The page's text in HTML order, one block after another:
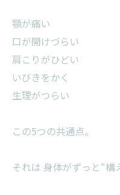
顎が痛い
口が開けづらい
肩こりがひどい
いびきをかく
生理がつらい
この5つの共通点。
それは 身体がずっと“構